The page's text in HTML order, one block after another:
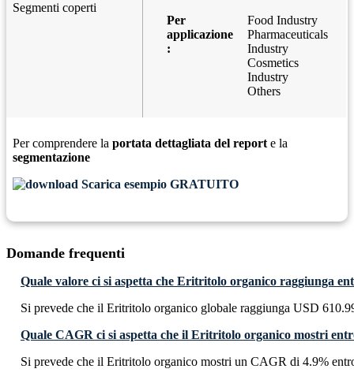
Segmenti coperti
Per
applicazione
:
Food Industry
Pharmaceuticals
Industry
Cosmetics
Industry
Others
Per comprendere la portata dettagliata del report e la
segmentazione
Scarica esempio GRATUITO
Domande frequenti
Quale valore ci si aspetta che Eritritolo organico raggiunga
Si prevede che il Eritritolo organico globale raggiunga USD
Quale CAGR ci si aspetta che il Eritritolo organico mostri
Si prevede che il Eritritolo organico mostri un CAGR di 4.9%